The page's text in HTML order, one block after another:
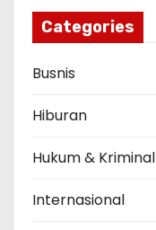
Categories
Busnis
Hiburan
Hukum & Kriminal
Internasional